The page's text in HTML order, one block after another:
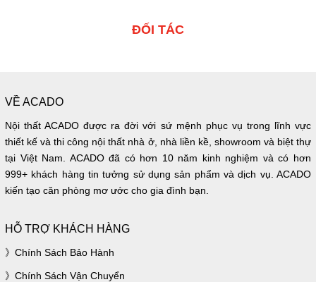
ĐỐI TÁC
VỀ ACADO
Nội thất ACADO được ra đời với sứ mệnh phục vụ trong lĩnh vực
thiết kế và thi công nội thất nhà ở, nhà liền kề, showroom và biệt thự
tại Việt Nam. ACADO đã có hơn 10 năm kinh nghiệm và có hơn
999+ khách hàng tin tưởng sử dụng sản phẩm và dịch vụ. ACADO
kiến tạo căn phòng mơ ước cho gia đình bạn.
HỖ TRỢ KHÁCH HÀNG
Chính Sách Bảo Hành
Chính Sách Vận Chuyển